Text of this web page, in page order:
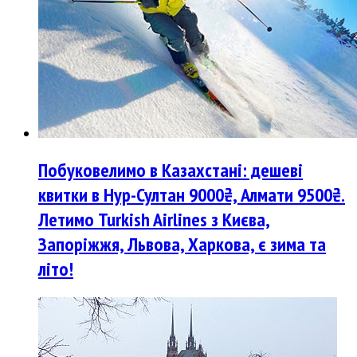
Побуковелимо в Казахстані: дешеві
квитки в Нур-Султан 9000₴, Алмати 9500₴.
Летимо Turkish Airlines з Києва,
Запоріжжя, Львова, Харкова, є зима та
літо!